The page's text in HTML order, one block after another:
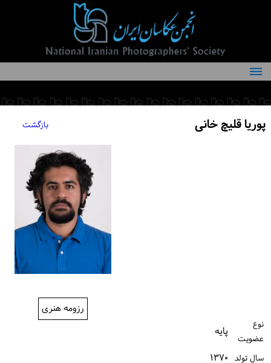
درباره انجمن
کمیته‌های انجمن
پوریا قلیچ خانی بازگشت
رزومه هنری
نوع
عضویت
پایه
سال تولد ۱۳۷۰